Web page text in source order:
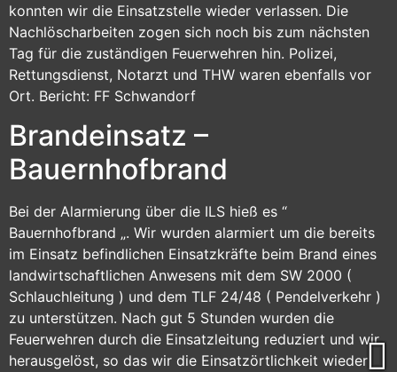
konnten wir die Einsatzstelle wieder verlassen. Die
Nachlöscharbeiten zogen sich noch bis zum nächsten
Tag für die zuständigen Feuerwehren hin. Polizei,
Rettungsdienst, Notarzt und THW waren ebenfalls vor
Ort. Bericht: FF Schwandorf
Brandeinsatz –
Bauernhofbrand
Bei der Alarmierung über die ILS hieß es “
Bauernhofbrand „. Wir wurden alarmiert um die bereits
im Einsatz befindlichen Einsatzkräfte beim Brand eines
landwirtschaftlichen Anwesens mit dem SW 2000 (
Schlauchleitung ) und dem TLF 24/48 ( Pendelverkehr )
zu unterstützen. Nach gut 5 Stunden wurden die
Feuerwehren durch die Einsatzleitung reduziert und wir
herausgelöst, so das wir die Einsatzörtlichkeit wieder